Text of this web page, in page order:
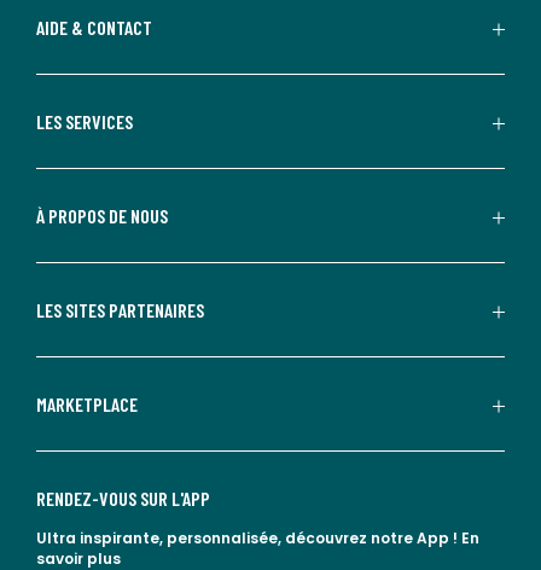
AIDE & CONTACT
LES SERVICES
À PROPOS DE NOUS
LES SITES PARTENAIRES
MARKETPLACE
RENDEZ-VOUS SUR L'APP
Ultra inspirante, personnalisée, découvrez notre App ! En
savoir plus